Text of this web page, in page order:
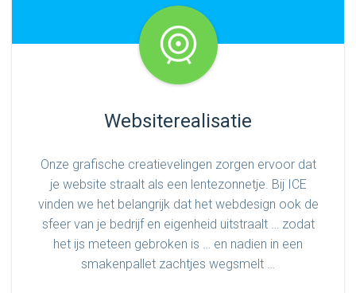
Websiterealisatie
Onze grafische creatievelingen zorgen ervoor dat
je website straalt als een lentezonnetje. Bij ICE
vinden we het belangrijk dat het webdesign ook de
sfeer van je bedrijf en eigenheid uitstraalt … zodat
het ijs meteen gebroken is … en nadien in een
smakenpallet zachtjes wegsmelt …